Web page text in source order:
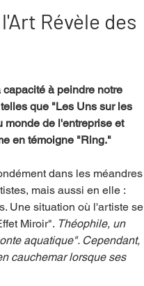
Révèle des
à peindre notre
que "Les Uns sur les
monde de l'entreprise et
en témoigne "Ring."
dans les méandres
mais aussi en elle :
Une situation où l'artiste se
Miroir". Théophile, un
aquatique". Cependant,
cauchemar lorsque ses